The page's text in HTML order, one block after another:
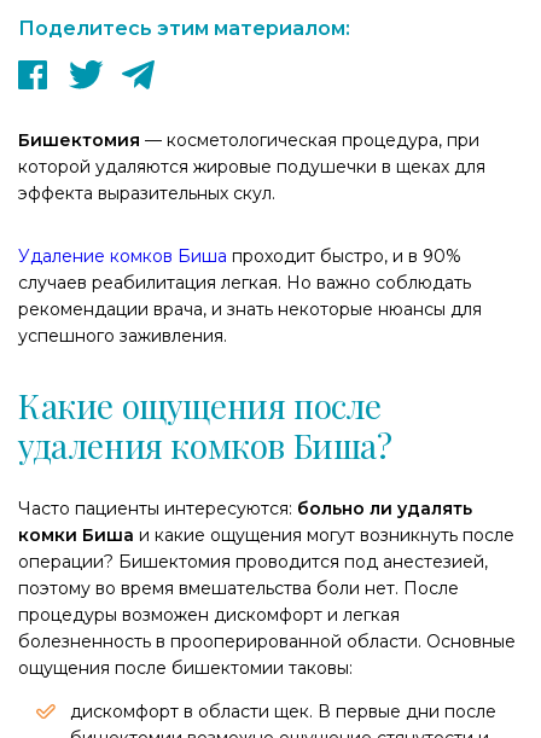
Поделитесь этим материалом:
Бишектомия — косметологическая процедура, при
которой удаляются жировые подушечки в щеках для
эффекта выразительных скул.
Удаление комков Биша проходит быстро, и в 90%
случаев реабилитация легкая. Но важно соблюдать
рекомендации врача, и знать некоторые нюансы для
успешного заживления.
Какие ощущения после
удаления комков Биша?
Часто пациенты интересуются: больно ли удалять
комки Биша и какие ощущения могут возникнуть после
операции?​ Бишектомия проводится под анестезией,
поэтому во время вмешательства боли нет. После
процедуры возможен дискомфорт и легкая
болезненность в прооперированной области. Основные
ощущения после бишектомии таковы:
дискомфорт в области щек. В первые дни после